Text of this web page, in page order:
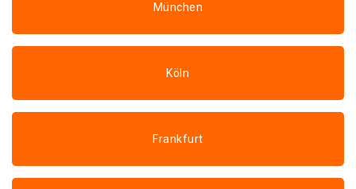
München
Köln
Frankfurt